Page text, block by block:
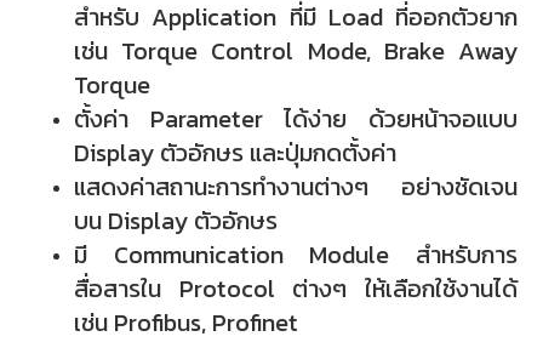
สำหรับ Application ที่มี Load ที่ออกตัวยาก
เช่น Torque Control Mode, Brake Away
Torque
ตั้งค่า Parameter ได้ง่าย ด้วยหน้าจอแบบ
Display ตัวอักษร และปุ่มกดตั้งค่า
แสดงค่าสถานะการทำงานต่างๆ อย่างชัดเจน
บน Display ตัวอักษร
มี Communication Module สำหรับการ
สื่อสารใน Protocol ต่างๆ ให้เลือกใช้งานได้
เช่น Profibus, Profinet